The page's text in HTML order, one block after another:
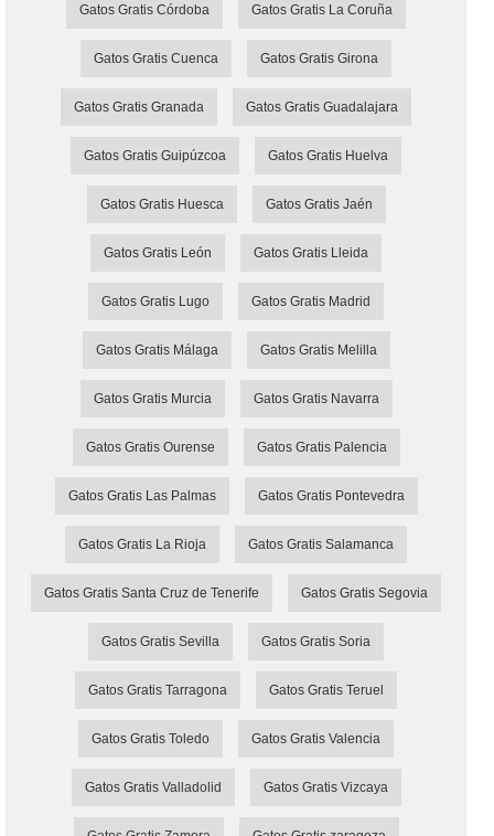
Gatos Gratis Córdoba Gatos Gratis La Coruña
Gatos Gratis Cuenca Gatos Gratis Girona
Gatos Gratis Granada Gatos Gratis Guadalajara
Gatos Gratis Guipúzcoa Gatos Gratis Huelva
Gatos Gratis Huesca Gatos Gratis Jaén
Gatos Gratis León Gatos Gratis Lleida
Gatos Gratis Lugo Gatos Gratis Madrid
Gatos Gratis Málaga Gatos Gratis Melilla
Gatos Gratis Murcia Gatos Gratis Navarra
Gatos Gratis Ourense Gatos Gratis Palencia
Gatos Gratis Las Palmas Gatos Gratis Pontevedra
Gatos Gratis La Rioja Gatos Gratis Salamanca
Gatos Gratis Santa Cruz de Tenerife Gatos Gratis Segovia
Gatos Gratis Sevilla Gatos Gratis Soria
Gatos Gratis Tarragona Gatos Gratis Teruel
Gatos Gratis Toledo Gatos Gratis Valencia
Gatos Gratis Valladolid Gatos Gratis Vizcaya